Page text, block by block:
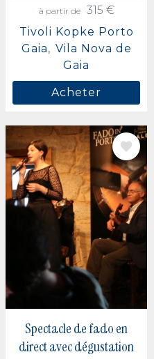
à partir de
315 €
Tivoli Kopke Porto
Gaia
Vila Nova de
Gaia
Acheter
IMAGE
Spectacle de fado en
direct avec dégustation